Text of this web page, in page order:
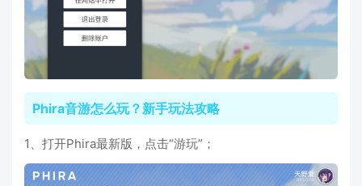
Phira音游怎么玩？新手玩法攻略
1、打开Phira最新版，点击“游玩”；